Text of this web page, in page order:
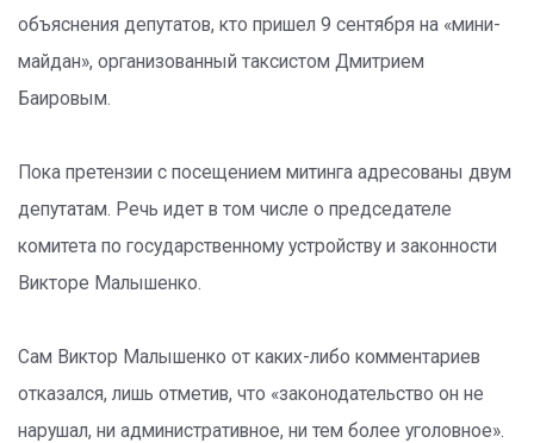
объяснения депутатов, кто пришел 9 сентября на «мини-
майдан», организованный таксистом Дмитрием
Баировым.
Пока претензии с посещением митинга адресованы двум
депутатам. Речь идет в том числе о председателе
комитета по государственному устройству и законности
Викторе Малышенко.
Сам Виктор Малышенко от каких-либо комментариев
отказался, лишь отметив, что «законодательство он не
нарушал, ни административное, ни тем более уголовное».